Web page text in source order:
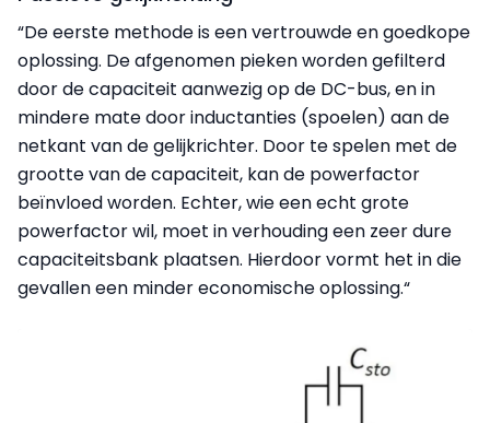
“De eerste methode is een vertrouwde en goedkope
oplossing. De afgenomen pieken worden gefilterd
door de capaciteit aanwezig op de DC-bus, en in
mindere mate door inductanties (spoelen) aan de
netkant van de gelijkrichter. Door te spelen met de
grootte van de capaciteit, kan de powerfactor
beïnvloed worden. Echter, wie een echt grote
powerfactor wil, moet in verhouding een zeer dure
capaciteitsbank plaatsen. Hierdoor vormt het in die
gevallen een minder economische oplossing.“